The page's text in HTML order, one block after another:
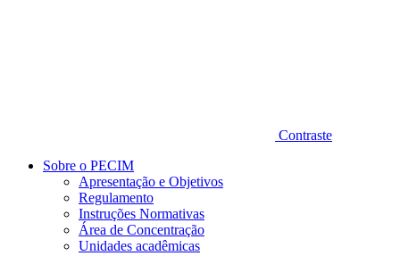
Contraste
Sobre o PECIM
Apresentação e Objetivos
Regulamento
Instruções Normativas
Área de Concentração
Unidades acadêmicas